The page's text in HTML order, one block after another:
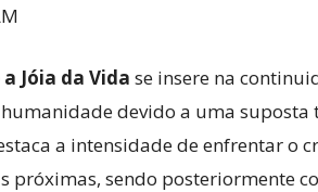
Jóia da Vida se insere na
devido a uma suposta
a intensidade de enfrentar o
próximas, sendo posteriormente